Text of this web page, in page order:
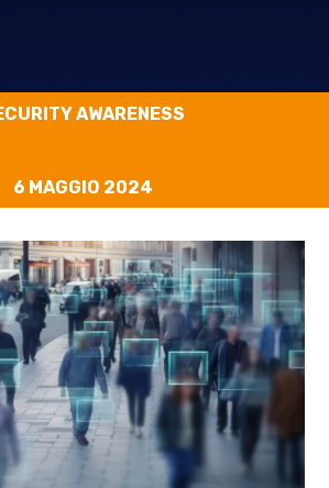
AWARENESS
6 MAGGIO 2024